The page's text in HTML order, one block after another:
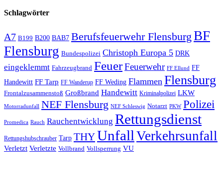
Schlagwörter
A7 B199 B200 BAB7 Berufsfeuerwehr Flensburg BF
Flensburg Bundespolizei Christoph Europa 5 DRK
eingeklemmt Fahrzeugbrand FeuerFeuerwehr FF Ellund FF
Handewitt FF Tarp FF Wanderup FF Weding Flammen Flensburg
Frontalzusammenstoß Großbrand Handewitt Kriminalpolizei LKW
Motorradunfall NEF Flensburg NEF Schleswig Notarzt PKW Polizei
Promedica Rauch Rauchentwicklung Rettungsdienst
Rettungshubschrauber Tarp THYUnfall Verkehrsunfall
Verletzt Verletzte Vollbrand Vollsperrung VU